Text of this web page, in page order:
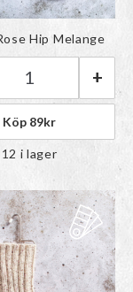
Melange mängd
har lagts till i
paletten
Järbo Raggi |
+
Hip Melange
Köp 89kr
12 i lager